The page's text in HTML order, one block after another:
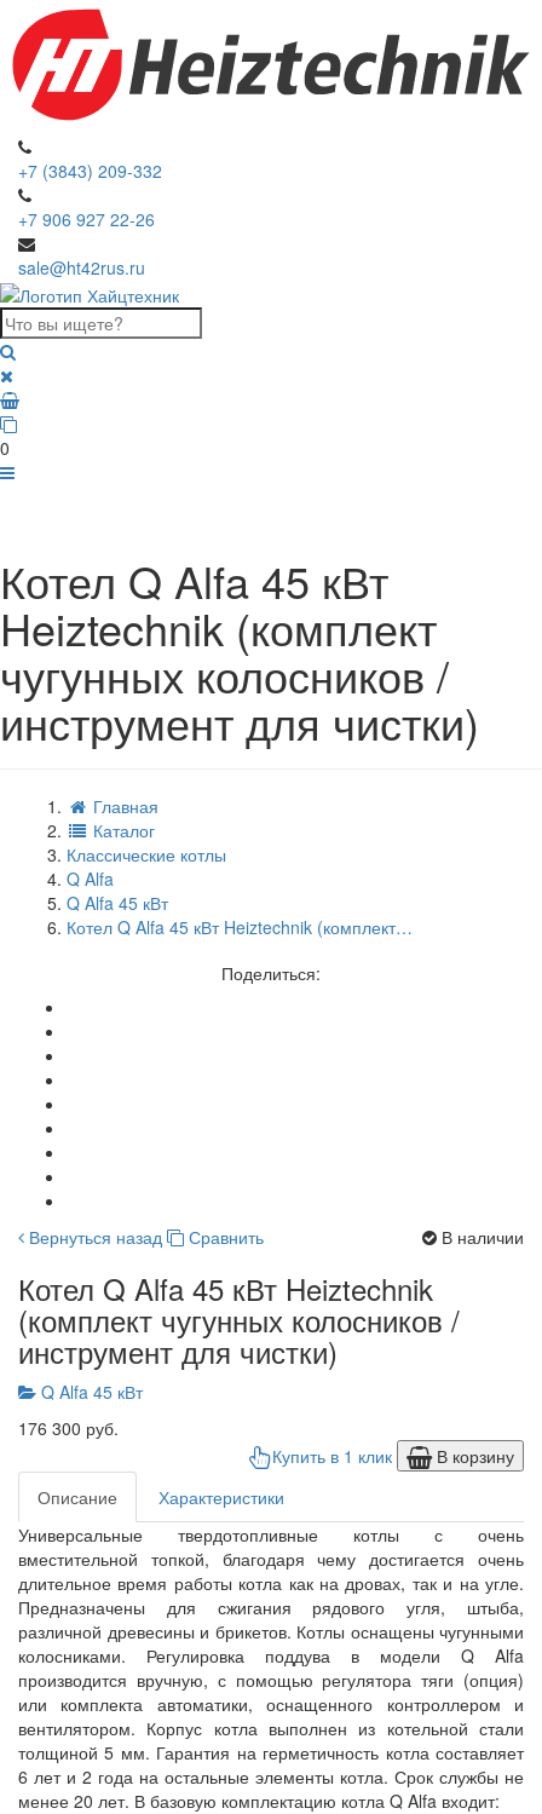
+7 (3843) 209-332
+7 906 927 22-26
sale@ht42rus.ru
0
Котел Q Alfa 45 кВт
Heiztechnik (комплект
чугунных колосников /
инструмент для чистки)
Главная
Каталог
Классические котлы
Q Alfa
Q Alfa 45 кВт
Котел Q Alfa 45 кВт Heiztechnik (комплект…
Поделиться:
Вернуться назад Сравнить В наличии
Котел Q Alfa 45 кВт Heiztechnik
(комплект чугунных колосников /
инструмент для чистки)
Q Alfa 45 кВт
176 300 руб.
Купить в 1 клик
В корзину
Описание
Характеристики
Универсальные твердотопливные котлы с очень
вместительной топкой, благодаря чему достигается очень
длительное время работы котла как на дровах, так и на угле.
Предназначены для сжигания рядового угля, штыба,
различной древесины и брикетов. Котлы оснащены чугунными
колосниками. Регулировка поддува в модели Q Alfa
производится вручную, с помощью регулятора тяги (опция)
или комплекта автоматики, оснащенного контроллером и
вентилятором. Корпус котла выполнен из котельной стали
толщиной 5 мм. Гарантия на герметичность котла составляет
6 лет и 2 года на остальные элементы котла. Срок службы не
менее 20 лет. В базовую комплектацию котла Q Alfa входит: